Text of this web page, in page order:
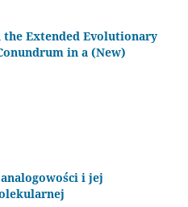
Extended Evolutionary
in a (New)
i jej